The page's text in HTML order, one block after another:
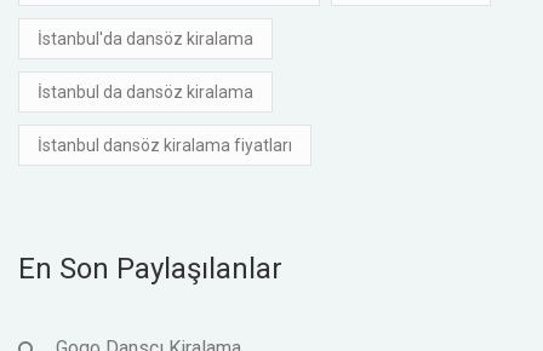
İstanbul'da dansöz kiralama
İstanbul da dansöz kiralama
İstanbul dansöz kiralama fiyatları
En Son Paylaşılanlar